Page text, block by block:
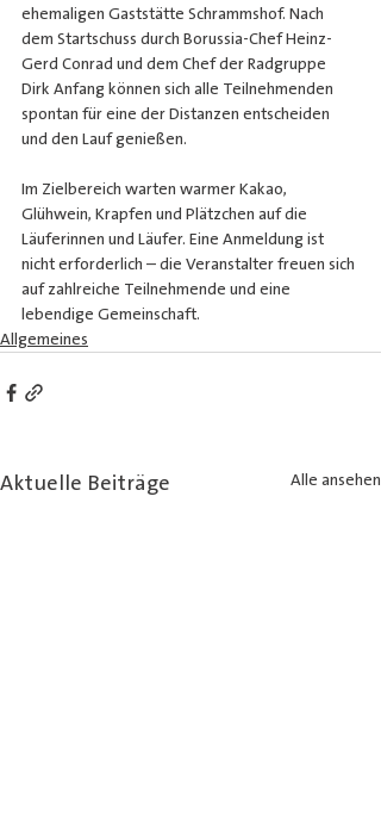
ehemaligen Gaststätte Schrammshof. Nach
dem Startschuss durch Borussia-Chef Heinz-
Gerd Conrad und dem Chef der Radgruppe
Dirk Anfang können sich alle Teilnehmenden
spontan für eine der Distanzen entscheiden
und den Lauf genießen.
Im Zielbereich warten warmer Kakao,
Glühwein, Krapfen und Plätzchen auf die
Läuferinnen und Läufer. Eine Anmeldung ist
nicht erforderlich – die Veranstalter freuen sich
auf zahlreiche Teilnehmende und eine
lebendige Gemeinschaft.
Allgemeines
Aktuelle Beiträge Alle ansehen